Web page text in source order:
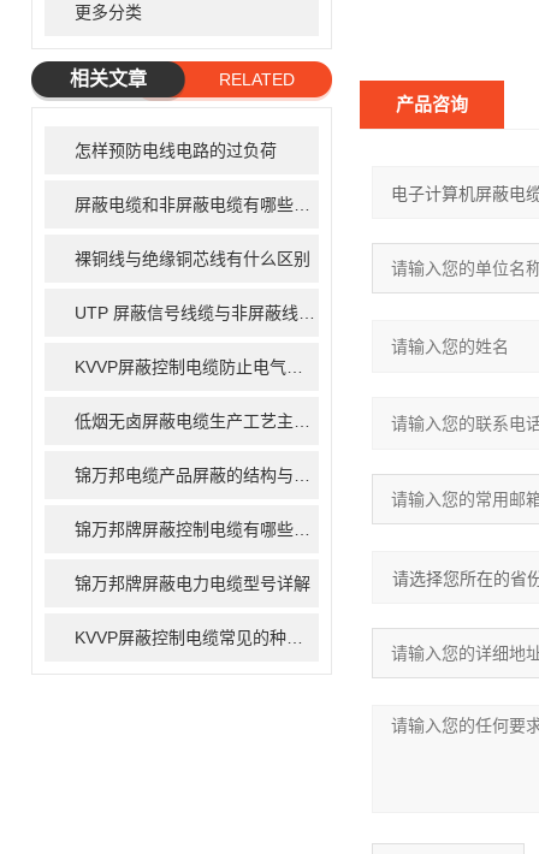
更多分类
相关文章
RELATED
怎样预防电线电路的过负荷
裸铜线与绝缘铜芯线有什么区别
锦万邦牌屏蔽电力电缆型号详解
产品咨询